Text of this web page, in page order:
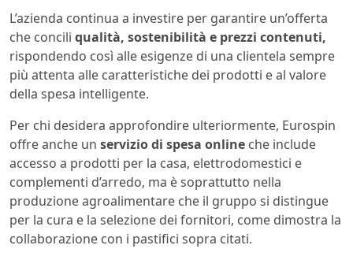
L’azienda continua a investire per garantire un’offerta
che concili qualità, sostenibilità e prezzi contenuti,
rispondendo così alle esigenze di una clientela sempre
più attenta alle caratteristiche dei prodotti e al valore
della spesa intelligente.
Per chi desidera approfondire ulteriormente, Eurospin
offre anche un servizio di spesa online che include
accesso a prodotti per la casa, elettrodomestici e
complementi d’arredo, ma è soprattutto nella
produzione agroalimentare che il gruppo si distingue
per la cura e la selezione dei fornitori, come dimostra la
collaborazione con i pastifici sopra citati.